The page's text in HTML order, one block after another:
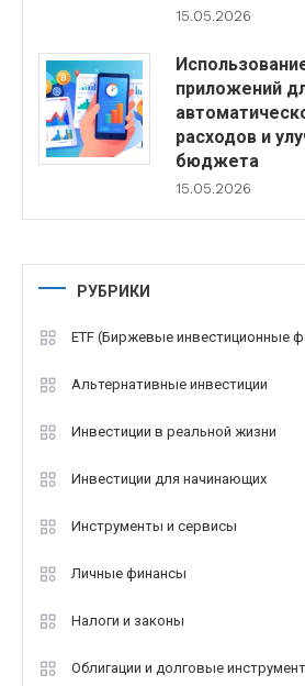
15.05.2026
приложений
расходов и
бюджета
15.05.2026
РУБРИКИ
ETF (Биржевые инвестиционные
Альтернативные инвестиции
Инвестиции в реальной жизни
Инвестиции для начинающих
Инструменты и сервисы
Личные финансы
Налоги и законы
Облигации и долговые